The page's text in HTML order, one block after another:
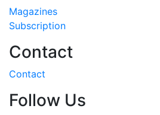
Magazines
Subscription
Contact
Contact
Follow Us